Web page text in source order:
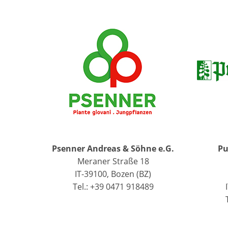
Psenner Andreas & Söhne e.G.
Meraner Straße 18
IT-39100, Bozen (BZ)
Tel.: +39 0471 918489